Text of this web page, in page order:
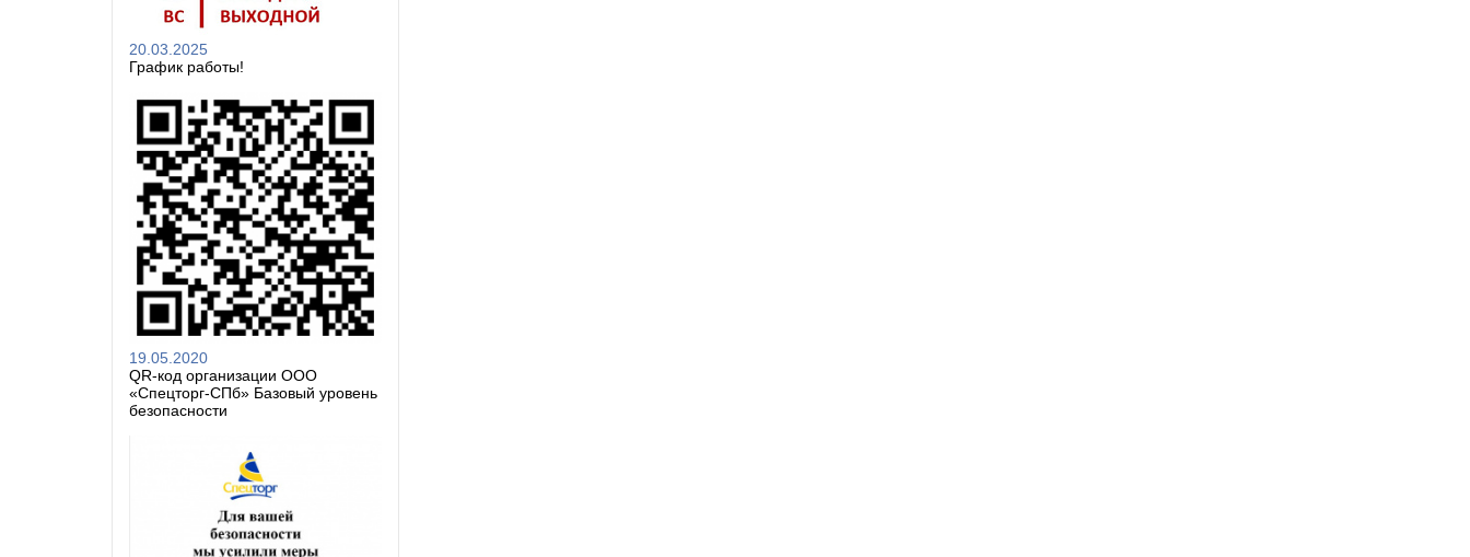
20.03.2025
График работы!
19.05.2020
QR-код организации ООО
«Спецторг-СПб» Базовый уровень
безопасности